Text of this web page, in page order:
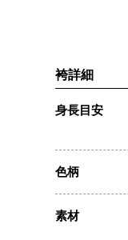
袴詳細
身長目安
色柄
素材